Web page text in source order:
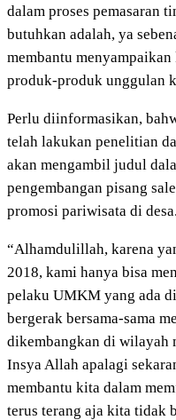
dalam proses pemasaran
butuhkan adalah, ya
membantu
produk-produk unggulan
Perlu diinformasikan,
telah lakukan penelitian
akan mengambil judul
pengembangan pisang
promosi pariwisata di desa.
“Alhamdulillah, karena
2018, kami hanya bisa
pelaku UMKM yang ada
bergerak bersama-sama
dikembangkan di wilayah
Insya Allah apalagi
membantu kita dalam
terus terang aja kita tidak